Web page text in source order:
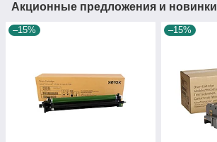
Акционные предложения и новинки
–15% –15%